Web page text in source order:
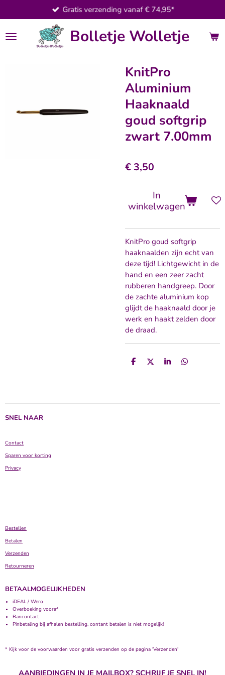
direct
naar
de
Bolletje Wolletje
Gratis verzending vanaf € 74,95*
KnitPro
Aluminium
Haaknaald
goud softgrip
zwart 7.00mm
€ 3,50
In
winkelwagen
KnitPro goud softgrip
haaknaalden zijn echt van
deze tijd! Lichtgewicht in de
hand en een zeer zacht
rubberen handgreep. Door
de zachte aluminium kop
glijdt de haaknaald door je
werk en haakt zelden door
de draad.
D
D
S
D
SNEL NAAR
Contact
Sparen voor korting
Privacy
Bestellen
Betalen
Verzenden
Retourneren
BETAALMOGELIJKHEDEN
iDEAL / Wero
Overboeking vooraf
Bancontact
Pinbetaling bij afhalen bestelling, contant betalen is niet mogelijk!
* Kijk voor de voorwaarden voor gratis verzenden op de pagina 'Verzenden'
AANBIEDINGEN IN JE MAILBOX? SCHRIJF JE SNEL IN!